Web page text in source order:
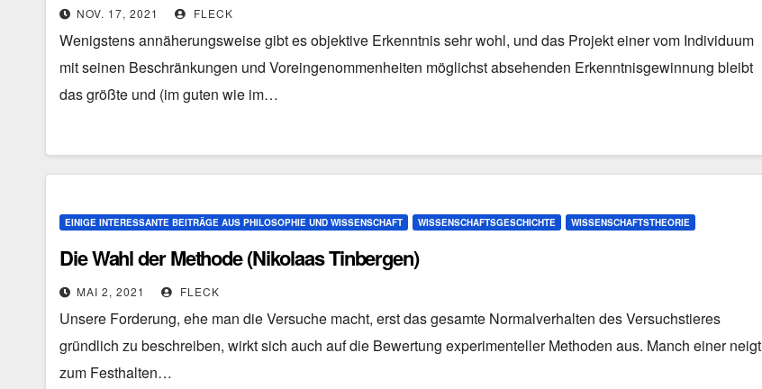
NOV. 17, 2021 FLECK
Wenigstens annäherungsweise gibt es objektive Erkenntnis sehr wohl, und das Projekt einer vom Individuum
mit seinen Beschränkungen und Voreingenommenheiten möglichst absehenden Erkenntnisgewinnung bleibt
das größte und (im guten wie im…
EINIGE INTERESSANTE BEITRÄGE AUS PHILOSOPHIE UND WISSENSCHAFT WISSENSCHAFTSGESCHICHTE WISSENSCHAFTSTHEORIE
Die Wahl der Methode (Nikolaas Tinbergen)
MAI 2, 2021 FLECK
Unsere Forderung, ehe man die Versuche macht, erst das gesamte Normalverhalten des Versuchstieres
gründlich zu beschreiben, wirkt sich auch auf die Bewertung experimenteller Methoden aus. Manch einer neigt
zum Festhalten…